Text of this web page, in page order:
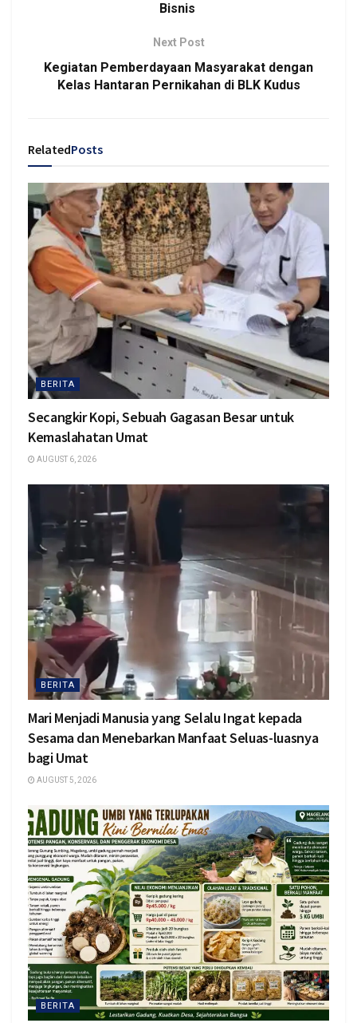
Bisnis
Next Post
Kegiatan Pemberdayaan Masyarakat dengan
Kelas Hantaran Pernikahan di BLK Kudus
RelatedPosts
BERITA
Secangkir Kopi, Sebuah Gagasan Besar untuk
Kemaslahatan Umat
AUGUST 6, 2026
BERITA
Mari Menjadi Manusia yang Selalu Ingat kepada
Sesama dan Menebarkan Manfaat Seluas-luasnya
bagi Umat
AUGUST 5, 2026
BERITA